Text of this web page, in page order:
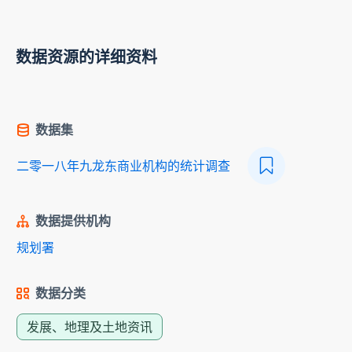
数据资源的详细资料
数据集
二零一八年九龙东商业机构的统计调查
数据提供机构
规划署
数据分类
发展、地理及土地资讯